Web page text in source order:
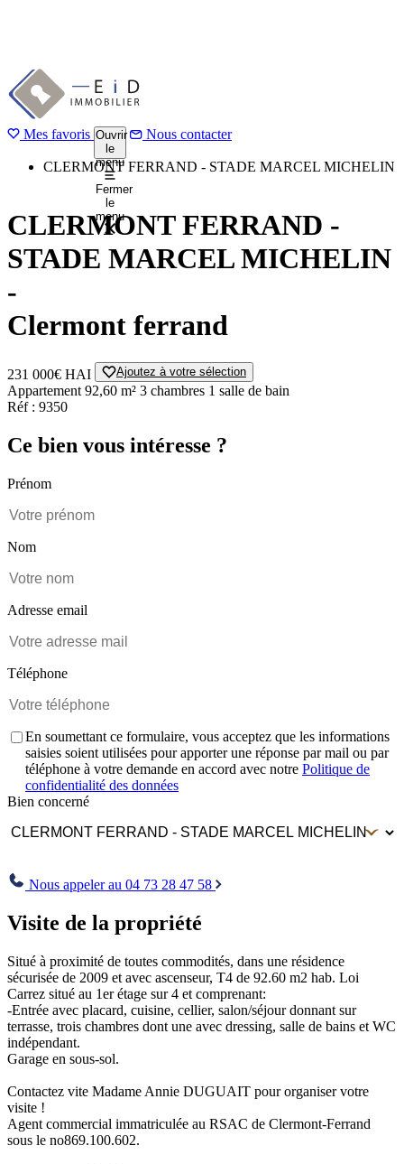
Aller
au
contenu
principal
Mes favoris Ouvrir
le
menu
Fermer
le
menu
Nous contacter
1 / 7
Précédent
Suivant
Accueil
CLERMONT FERRAND - STADE MARCEL MICHELIN
CLERMONT FERRAND -
STADE MARCEL MICHELIN
-
Clermont ferrand
231 000€ HAI Ajoutez à votre sélection
Appartement 92,60 m² 3 chambres 1 salle de bain
Réf : 9350
Visite de la propriété
Situé à proximité de toutes commodités, dans une résidence
sécurisée de 2009 et avec ascenseur, T4 de 92.60 m2 hab. Loi
Carrez situé au 1er étage sur 4 et comprenant:
-Entrée avec placard, cuisine, cellier, salon/séjour donnant sur
terrasse, trois chambres dont une avec dressing, salle de bains et WC
indépendant.
Garage en sous-sol.
Contactez vite Madame Annie DUGUAIT pour organiser votre
visite !
Agent commercial immatriculée au RSAC de Clermont-Ferrand
sous le no869.100.602.
Ce bien vous intéresse ?
Prénom
Nom
Adresse email
Téléphone
En soumettant ce formulaire, vous acceptez que les informations
saisies soient utilisées pour apporter une réponse par mail ou par
téléphone à votre demande en accord avec notre Politique de
confidentialité des données
Bien concerné
Nous appeler au 04 73 28 47 58